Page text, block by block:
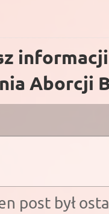
Aborcji
post był